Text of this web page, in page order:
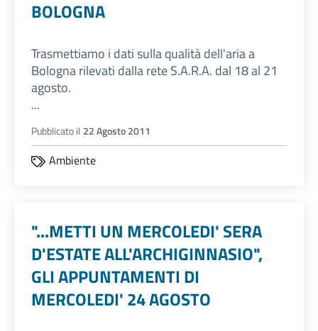
BOLOGNA
Trasmettiamo i dati sulla qualità dell'aria a
Bologna rilevati dalla rete S.A.R.A. dal 18 al 21
agosto.
...
Pubblicato il 22 Agosto 2011
Ambiente
"...METTI UN MERCOLEDI' SERA
D'ESTATE ALL'ARCHIGINNASIO",
GLI APPUNTAMENTI DI
MERCOLEDI' 24 AGOSTO